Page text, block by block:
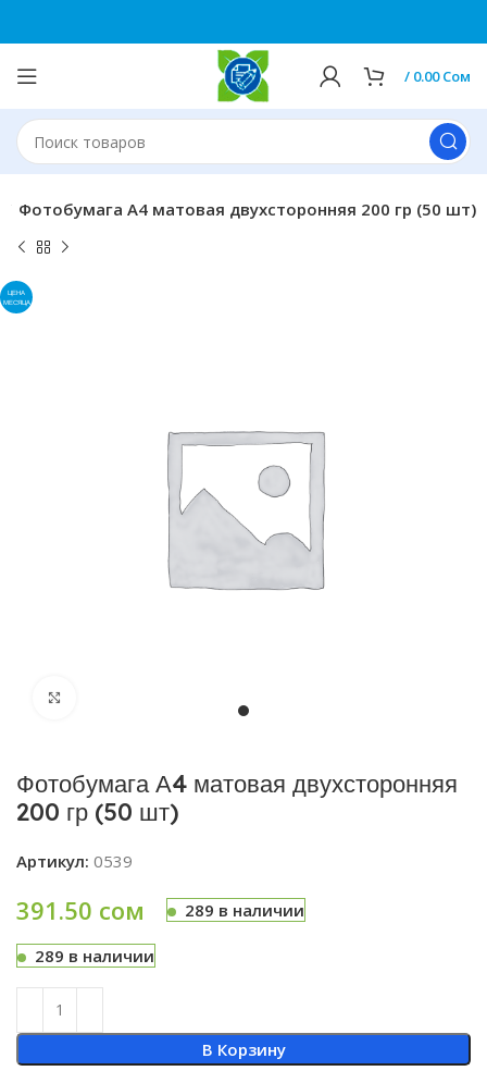
/ 0.00Сом
Фотобумага А4 матовая двухсторонняя 200 гр (50 шт)
ЦЕНА
МЕСЯЦА
Фотобумага А4 матовая двухсторонняя
200 гр (50 шт)
Артикул:0539
391.50 сом 289 в наличии
289 в наличии
В Корзину